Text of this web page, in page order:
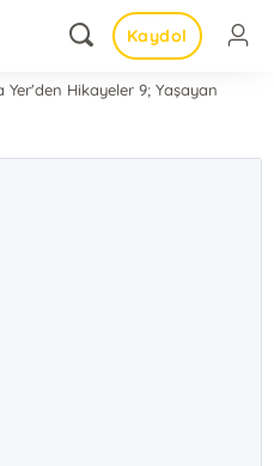
Kaydol
Yer'den Hikayeler 9; Yaşayan